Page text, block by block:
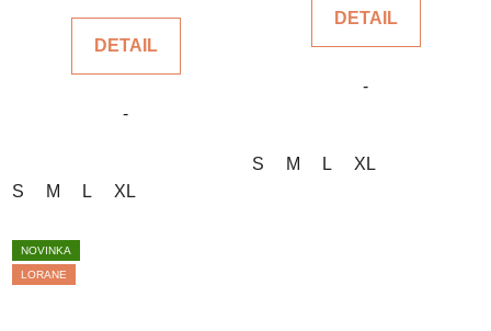
5
DETAIL
-
S M L XL
z
hviezdičiek.
DETAIL
-
S M L XL
NOVINKA
LORANE